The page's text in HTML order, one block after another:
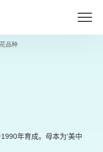
品种
年育成。母本为‘美中